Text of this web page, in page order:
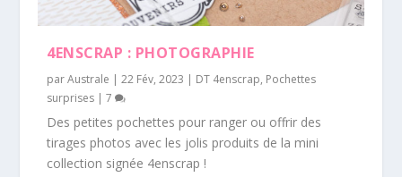
4ENSCRAP : PHOTOGRAPHIE
parAustrale |22 Fév, 2023 | DT 4enscrap, Pochettes
surprises |7
Des petites pochettes pour ranger ou offrir des
tirages photos avec les jolis produits de la mini
collection signée 4enscrap !